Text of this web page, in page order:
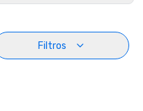
Filtros